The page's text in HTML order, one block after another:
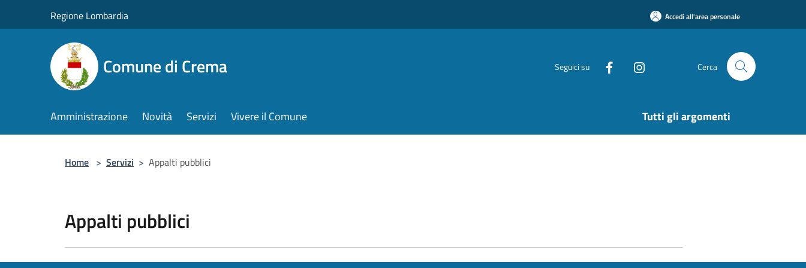
Regione Lombardia Accedi all'area personale
Comune di Crema Seguici su Cerca
Amministrazione Novità Servizi Vivere il Comune Tutti gli argomenti
Home > Servizi > Appalti pubblici
Appalti pubblici